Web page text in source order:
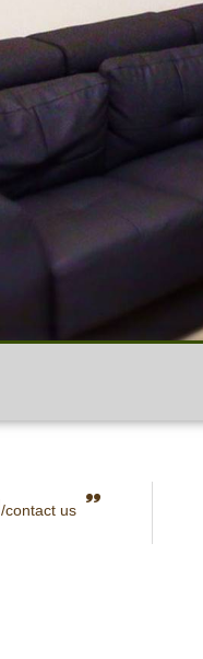
/contact us